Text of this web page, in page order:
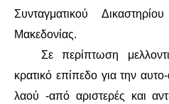
Συνταγματικού
Μακεδονίας.
Σε περίπτωση
κρατικό επίπεδο για την
λαού -από αριστερές και